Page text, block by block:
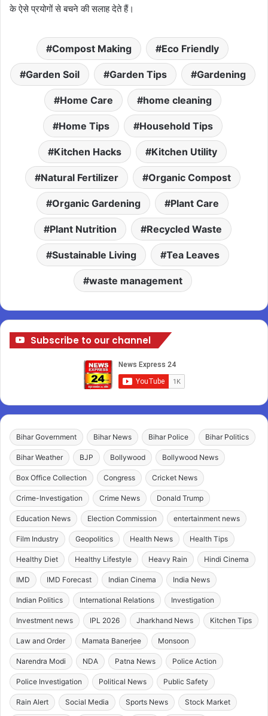
के ऐसे प्रयोगों से बचने की सलाह देते हैं।
Compost Making Eco Friendly
Garden Soil Garden Tips Gardening
Home Care home cleaning
Home Tips Household Tips
Kitchen Hacks Kitchen Utility
Natural Fertilizer Organic Compost
Organic Gardening Plant Care
Plant Nutrition Recycled Waste
Sustainable Living Tea Leaves
waste management
Subscribe to our channel
Bihar Government Bihar News Bihar Police Bihar Politics
Bihar Weather BJP Bollywood Bollywood News
Box Office Collection Congress Cricket News
Crime-Investigation Crime News Donald Trump
Education News Election Commission entertainment news
Film Industry Geopolitics Health News Health Tips
Healthy Diet Healthy Lifestyle Heavy Rain Hindi Cinema
IMD IMD Forecast Indian Cinema India News
Indian Politics International Relations Investigation
Investment news IPL 2026 Jharkhand News Kitchen Tips
Law and Order Mamata Banerjee Monsoon
Narendra Modi NDA Patna News Police Action
Police Investigation Political News Public Safety
Rain Alert Social Media Sports News Stock Market